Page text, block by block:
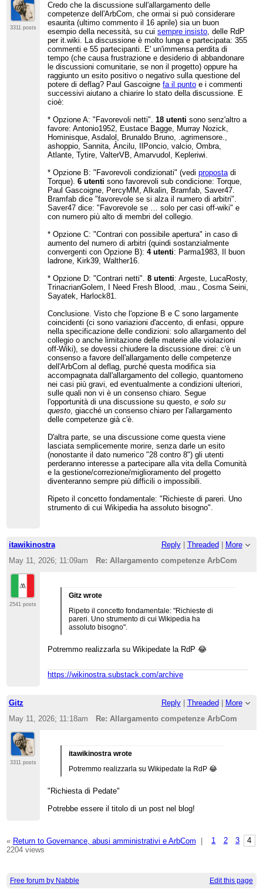
3311 posts
Credo che la discussione sull'allargamento delle
competenze dell'ArbCom, che ormai si può considerare
esaurita (ultimo commento il 16 aprile) sia un buon
esempio della necessità, su cuisempre insisto, delle RdP
per it.wiki. La discussione è molto lunga e partecipata: 355
commenti e 55 partecipanti. E' un'immensa perdita di
tempo (che causa frustrazione e desiderio di abbandonare
le discussioni comunitarie, se non il progetto) oppure ha
raggiunto un esito positivo o negativo sulla questione del
potere di deflag? Paul Gascoignefa il punto e i commenti
successivi aiutano a chiarire lo stato della discussione. E
cioè:
* Opzione A: "Favorevoli netti".18 utenti sono senz'altro a
favore: Antonio1952, Eustace Bagge, Murray Nozick,
Hominisque, Asdalol, Brunaldo Bruno, .agrimensore.,
ashoppio, Sannita, Àncilu, IlPoncio, valcio, Ombra,
Atlante, Tytire, ValterVB, Amarvudol, Kepleriwi.
* Opzione B: "Favorevoli condizionati" (vedipropostadi
Torque).6 utenti sono favorevoli sub condicione: Torque,
Paul Gascoigne, PercyMM, Alkalin, Bramfab, Saver47.
Bramfab dice "favorevole se si alza il numero di arbitri".
Saver47 dice: "Favorevole se … solo per casi off-wiki" e
con numero più alto di membri del collegio.
* Opzione C: "Contrari con possibile apertura" in caso di
aumento del numero di arbitri (quindi sostanzialmente
convergenti con Opzione B):4 utenti: Parma1983, Il buon
ladrone, Kirk39, Walther16.
* Opzione D: "Contrari netti".8 utenti: Argeste, LucaRosty,
TrinacrianGolem, I Need Fresh Blood, .mau., Cosma Seini,
Sayatek, Harlock81.
Conclusione. Visto che l'opzione B e C sono largamente
coincidenti (ci sono variazioni d'accento, di enfasi, oppure
nella specificazione delle condizioni: solo allargamento del
collegio o anche limitazione delle materie alle violazioni
off-Wiki), se dovessi chiudere la discussione direi: c'è un
consenso a favore dell'allargamento delle competenze
dell'ArbCom al deflag, purché questa modifica sia
accompagnata dall'allargamento del collegio, quantomeno
nei casi più gravi, ed eventualmente a condizioni ulteriori,
sulle quali non vi è un consenso chiaro. Segue
l'opportunità di una discussione su questo,e solo su
questo, giacché un consenso chiaro per l'allargamento
delle competenze già c'è.
D'altra parte, se una discussione come questa viene
lasciata semplicemente morire, senza darle un esito
(nonostante il dato numerico "28 contro 8") gli utenti
perderanno interesse a partecipare alla vita della Comunità
e la gestione/correzione/miglioramento del progetto
diventeranno sempre più difficili o impossibili.
Ripeto il concetto fondamentale: "Richieste di pareri. Uno
strumento di cui Wikipedia ha assoluto bisogno".
itawikinostra Reply| Threaded
More
May 11, 2026; 11:09am
Re: Allargamento competenze ArbCom
2541 posts
Gitz wrote
Ripeto il concetto fondamentale: "Richieste di
pareri. Uno strumento di cui Wikipedia ha
assoluto bisogno".
Potremmo realizzarla su Wikipedate la RdP 😂
https://wikinostra.substack.com/archive
Gitz Reply| Threaded
More
May 11, 2026; 11:18am
Re: Allargamento competenze ArbCom
3311 posts
itawikinostra wrote
Potremmo realizzarla su Wikipedate la RdP 😂
"Richiesta di Pedate"
Potrebbe essere il titolo di un post nel blog!
1 2 3 4
« Return to Governance, abusi amministrativi e ArbCom
2204 views
Free forum by Nabble Edit this page